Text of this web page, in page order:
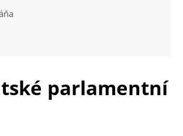
parlamentní